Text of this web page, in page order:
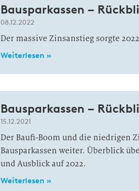
Bausparkassen –
08.12.2022
Der massive Zinsanstieg sorgte
Weiterlesen »
Bausparkassen –
15.12.2021
Der Baufi-Boom und die niedrigen
Bausparkassen weiter. Überblick
und Ausblick auf 2022.
Weiterlesen »